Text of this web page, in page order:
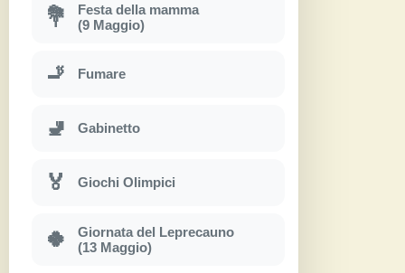
💐
Festa della mamma
(9 Maggio)
🚬 Fumare
🚽 Gabinetto
🏅 Giochi Olimpici
🍀
Giornata del Leprecauno
(13 Maggio)